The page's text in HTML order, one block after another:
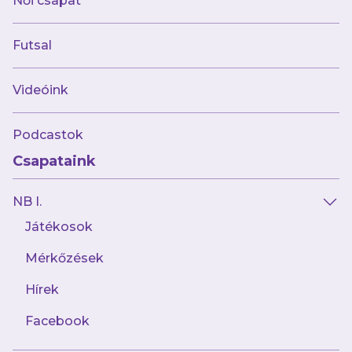
Futsal
Videóink
Podcastok
Csapataink
NB I.
Játékosok
Mérkőzések
Hírek
Facebook
pécsi kapus, Balogh Zselyke többször is védett,
Próbálkozásainknak a 41. percben lett meg az
hazai kapus Soós Réka elé paskolta a labdát,
aki a kapuba juttatta azt. Nem sokkal
szabadrúgása után kapott a combjához és
nem is tudta folytatni a mérkőzést.
A második félidő már valamivel kevesebb